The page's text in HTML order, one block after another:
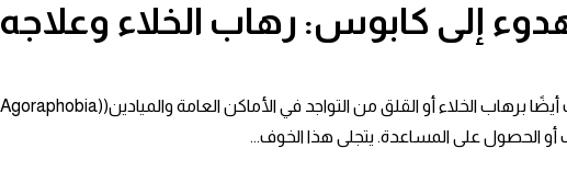
إلى كابوس: رهاب الخلاء وعلاجه
الحصول على المساعدة. يتجلى هذا الخوف...